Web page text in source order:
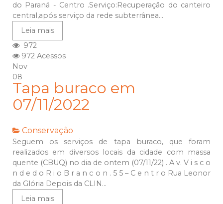
do Paraná - Centro .Serviço:Recuperação do canteiro
central,após serviço da rede subterrânea...
Leia mais
972
972 Acessos
Nov
08
Tapa buraco em
07/11/2022
Conservação
Seguem os serviços de tapa buraco, que foram
realizados em diversos locais da cidade com massa
quente (CBUQ) no dia de ontem (07/11/22) . A v. V i s c o
n d e d o R i o B r a n c o n . 5 5 – C e n t r o Rua Leonor
da Glória Depois da CLIN...
Leia mais